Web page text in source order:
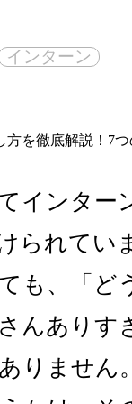
インターン
インター
られてい
も、「ど
んありす
りません